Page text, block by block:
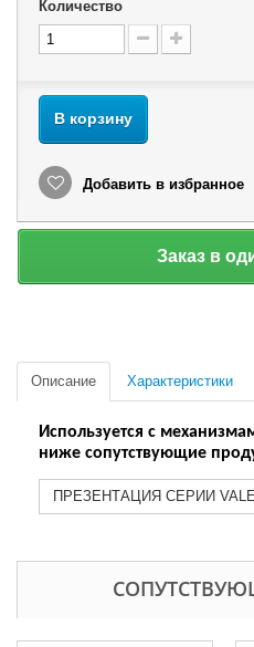
Количество
В корзину
Добавить в избранное
Заказ в
Описание Характеристики
Используется с
ниже сопутствующие
ПРЕЗЕНТАЦИЯ СЕРИИ